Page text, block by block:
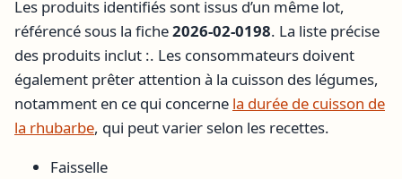
Les produits identifiés sont issus d’un même lot,
référencé sous la fiche2026-02-0198. La liste précise
des produits inclut :. Les consommateurs doivent
également prêter attention à la cuisson des légumes,
notamment en ce qui concerne la durée de cuisson de
la rhubarbe, qui peut varier selon les recettes.
Faisselle